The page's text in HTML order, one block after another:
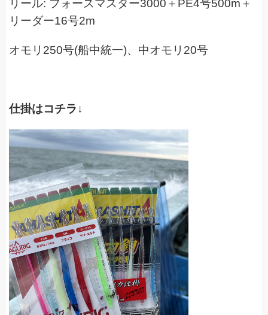
リール: フォースマスター3000＋PE4号500m＋
リーダー16号2m
オモリ250号(船中統一)、中オモリ20号
仕掛はコチラ↓